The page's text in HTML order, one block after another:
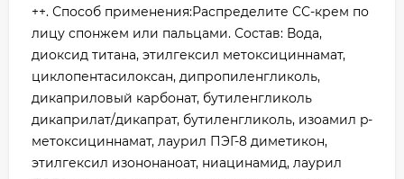
++. Способ применения:Распределите СС-крем по
лицу спонжем или пальцами. Состав: Вода,
диоксид титана, этилгексил метоксициннамат,
циклопентасилоксан, дипропиленгликоль,
дикаприловый карбонат, бутиленгликоль
дикаприлат/дикапрат, бутиленгликоль, изоамил p-
метоксициннамат, лаурил ПЭГ-8 диметикон,
этилгексил изононаноат, ниацинамид, лаурил